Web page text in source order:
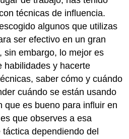
técnicas de influencia.
algunos que utilizas
ser efectivo en un gran
sin embargo, lo mejor es
habilidades y hacerte
saber cómo y cuándo
cuándo se están usando
que es bueno para influir en
que observes a esa
dependiendo del